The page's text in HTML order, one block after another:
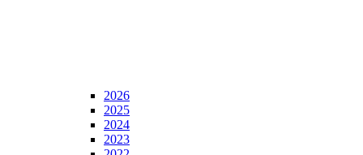
2026
2025
2024
2023